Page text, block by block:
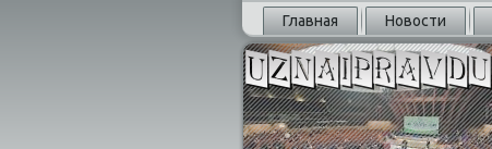
Главная Новости